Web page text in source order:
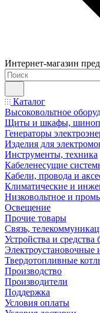
Интернет-магазин
Каталог
Высоковольтное
Щиты и шкафы,
Генераторы
Изделия для
Инструменты, техника
Кабеленесущие
Кабели, провода и
Климатические и
Низковольтное и
Освещение
Прочие товары
Связь,
Устройства и средства
Электроустановочные
Твердотопливные
Производство
Производители
Поддержка
Условия оплаты